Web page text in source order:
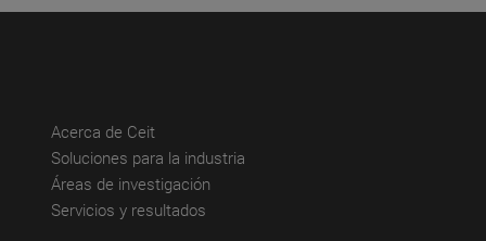
Acerca de Ceit(abre en nueva ventana)
Soluciones para la industria
Áreas de investigación
Servicios y resultados